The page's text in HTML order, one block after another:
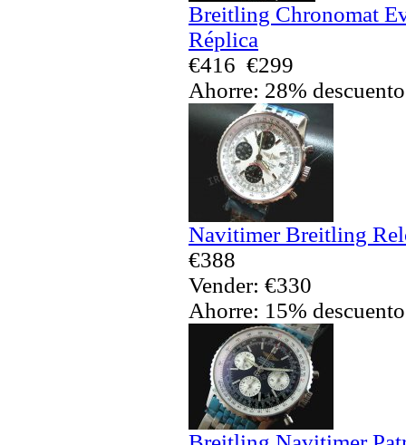
Breitling Chronomat
Réplica
€416 €299
Ahorre: 28% descuento
Navitimer Breitling
€388
Vender: €330
Ahorre: 15% descuento